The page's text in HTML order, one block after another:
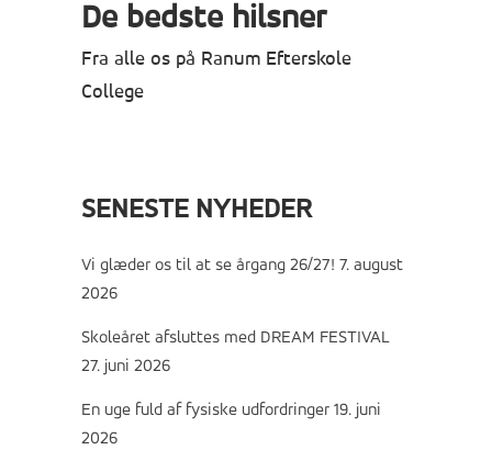
De bedste hilsner
Fra alle os på Ranum Efterskole
College
SENESTE NYHEDER
Vi glæder os til at se årgang 26/27! 7. august
2026
Skoleåret afsluttes med DREAM FESTIVAL
27. juni 2026
En uge fuld af fysiske udfordringer 19. juni
2026